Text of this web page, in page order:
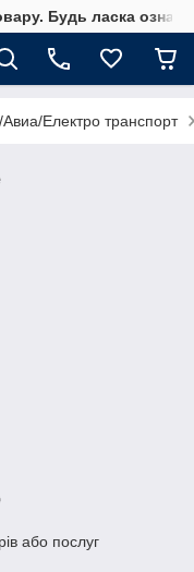
Будь ласка
Електро транспорт
або послуг